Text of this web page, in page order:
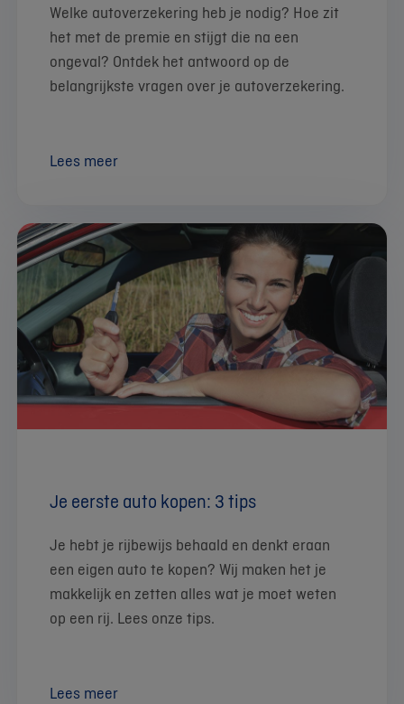
Welke autoverzekering heb je nodig? Hoe zit
het met de premie en stijgt die na een
ongeval? Ontdek het antwoord op de
belangrijkste vragen over je autoverzekering.
Lees meer
Je eerste auto kopen: 3 tips
Je hebt je rijbewijs behaald en denkt eraan
een eigen auto te kopen? Wij maken het je
makkelijk en zetten alles wat je moet weten
op een rij. Lees onze tips.
Lees meer